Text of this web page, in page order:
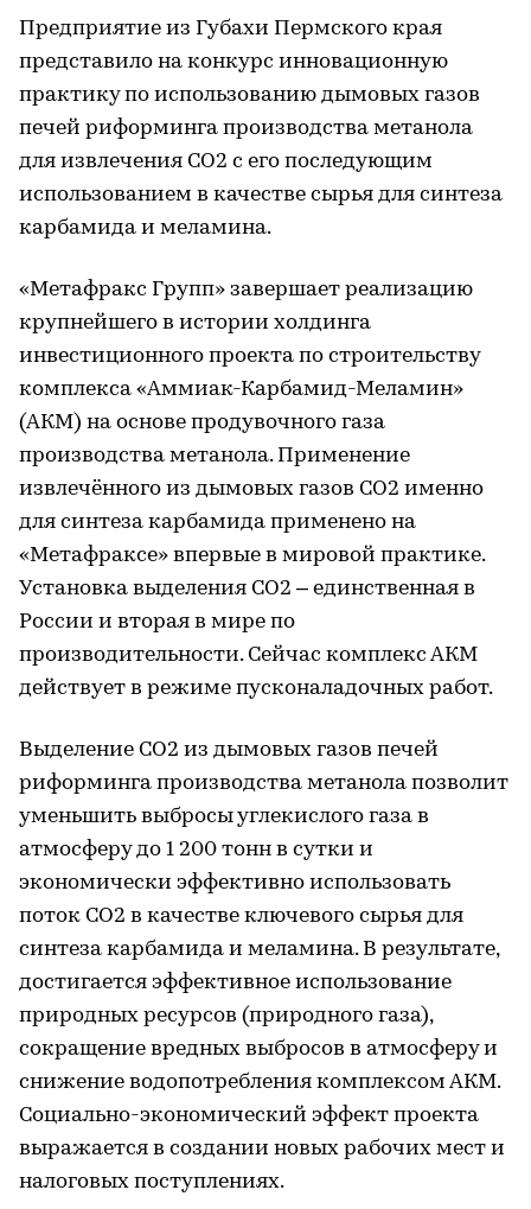
Предприятие из Губахи Пермского края
представило на конкурс инновационную
практику по использованию дымовых газов
печей риформинга производства метанола
для извлечения СО2 с его последующим
использованием в качестве сырья для синтеза
карбамида и меламина.
«Метафракс Групп» завершает реализацию
крупнейшего в истории холдинга
инвестиционного проекта по строительству
комплекса «Аммиак-Карбамид-Меламин»
(АКМ) на основе продувочного газа
производства метанола. Применение
извлечённого из дымовых газов СО2 именно
для синтеза карбамида применено на
«Метафраксе» впервые в мировой практике.
Установка выделения СО2 – единственная в
России и вторая в мире по
производительности. Сейчас комплекс АКМ
действует в режиме пусконаладочных работ.
Выделение СО2 из дымовых газов печей
риформинга производства метанола позволит
уменьшить выбросы углекислого газа в
атмосферу до 1 200 тонн в сутки и
экономически эффективно использовать
поток CO2 в качестве ключевого сырья для
синтеза карбамида и меламина. В результате,
достигается эффективное использование
природных ресурсов (природного газа),
сокращение вредных выбросов в атмосферу и
снижение водопотребления комплексом АКМ.
Социально-экономический эффект проекта
выражается в создании новых рабочих мест и
налоговых поступлениях.